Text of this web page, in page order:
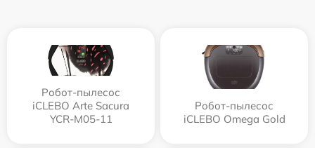
Робот-пылесос
iCLEBO Arte Sacura
YCR-M05-11
Робот-пылесос
iCLEBO Omega Gold